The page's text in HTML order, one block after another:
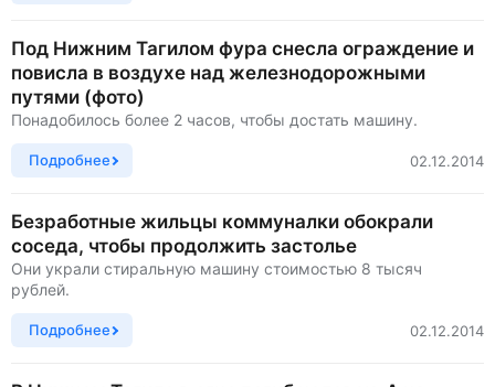
Под Нижним Тагилом фура снесла ограждение и
повисла в воздухе над железнодорожными
путями (фото)
Понадобилось более 2 часов, чтобы достать машину.
Подробнее 02.12.2014
Безработные жильцы коммуналки обокрали
соседа, чтобы продолжить застолье
Они украли стиральную машину стоимостью 8 тысяч
рублей.
Подробнее 02.12.2014